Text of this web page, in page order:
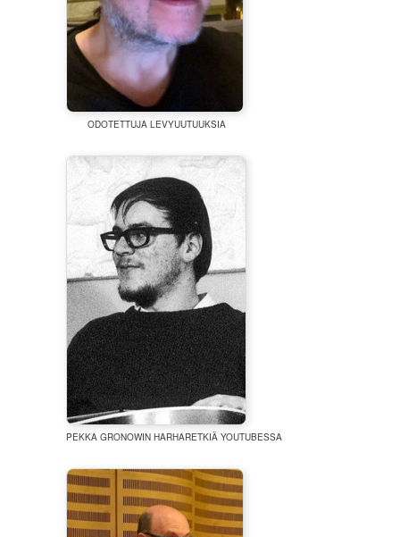
ODOTETTUJA LEVYUUTUUKSIA
PEKKA GRONOWIN HARHARETKIÄ YOUTUBESSA